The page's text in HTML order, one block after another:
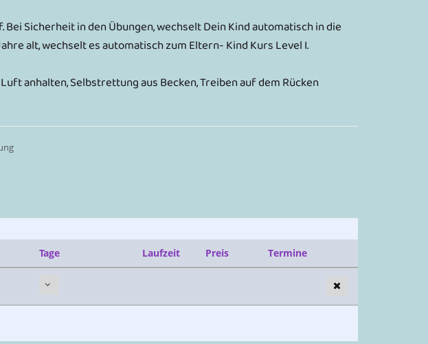
Bei Sicherheit in den Übungen, wechselt Dein Kind automatisch in die
alt, wechselt es automatisch zum Eltern- Kind Kurs Level I.
anhalten, Selbstrettung aus Becken, Treiben auf dem Rücken
Tage Laufzeit Preis Termine